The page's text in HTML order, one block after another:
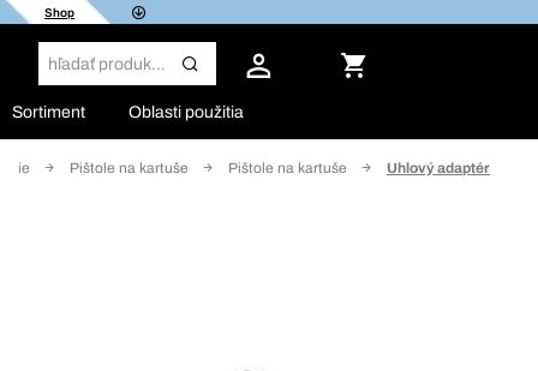
Shop
Sortiment Oblasti použitia
Pištole na kartuše Pištole na kartuše Uhlový adaptér